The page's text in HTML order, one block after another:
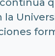
la